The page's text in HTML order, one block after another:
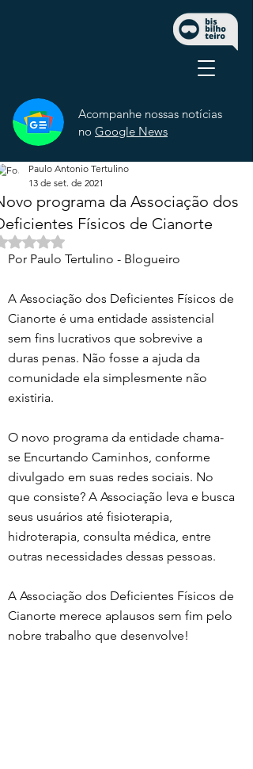
Acompanhe nossas notícias
no Google News
programa da Associação dos
Físicos de Cianorte
Paulo Antonio Tertulino
13 de set. de 2021
Avaliado com NaN de 5 estrelas.
Por Paulo Tertulino - Blogueiro
A Associação dos Deficientes Físicos de
Cianorte é uma entidade assistencial
sem fins lucrativos que sobrevive a
duras penas. Não fosse a ajuda da
comunidade ela simplesmente não
existiria.
O novo programa da entidade chama-
se Encurtando Caminhos, conforme
divulgado em suas redes sociais. No
que consiste? A Associação leva e busca
seus usuários até fisioterapia,
hidroterapia, consulta médica, entre
outras necessidades dessas pessoas.
A Associação dos Deficientes Físicos de
Cianorte merece aplausos sem fim pelo
nobre trabalho que desenvolve!